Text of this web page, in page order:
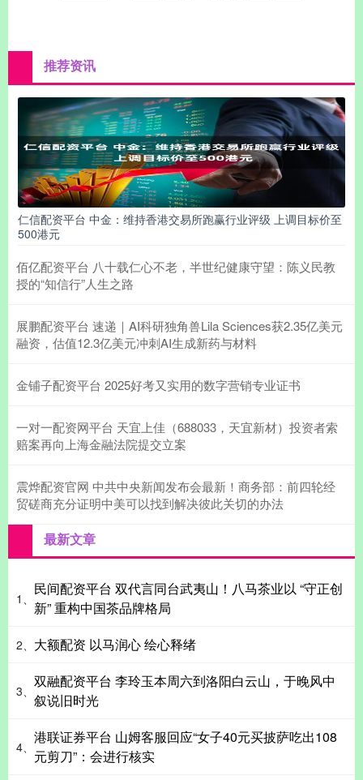
推荐资讯
仁信配资平台 中金：维持香港交易所跑赢行业评级 上调目标价至
500港元
佰亿配资平台 八十载仁心不老，半世纪健康守望：陈义民教
授的“知信行”人生之路
展鹏配资平台 速递｜AI科研独角兽Lila Sciences获2.35亿美元
融资，估值12.3亿美元冲刺AI生成新药与材料
金铺子配资平台 2025好考又实用的数字营销专业证书
一对一配资网平台 天宜上佳（688033，天宜新材）投资者索
赔案再向上海金融法院提交立案
震烨配资官网 中共中央新闻发布会最新！商务部：前四轮经
贸磋商充分证明中美可以找到解决彼此关切的办法
最新文章
1、
民间配资平台 双代言同台武夷山！八马茶业以 “守正创
新” 重构中国茶品牌格局
2、 大额配资 以马润心 绘心释绪
3、
双融配资平台 李玲玉本周六到洛阳白云山，于晚风中
叙说旧时光
4、
港联证券平台 山姆客服回应“女子40元买披萨吃出108
元剪刀”：会进行核实